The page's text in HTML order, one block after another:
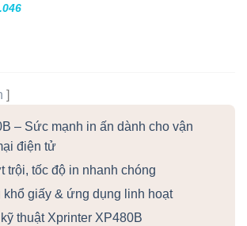
]
– Sức mạnh in ấn dành cho vận
điện tử
trội, tốc độ in nhanh chóng
khổ giấy & ứng dụng linh hoạt
thuật Xprinter XP480B